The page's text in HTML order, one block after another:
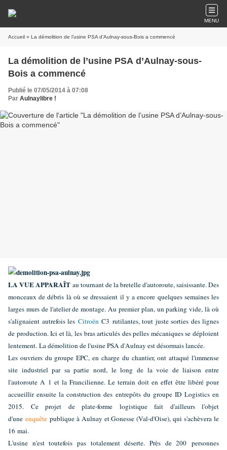
MENU
Accueil » La démolition de l’usine PSA d’Aulnay-sous-Bois a commencé
La démolition de l’usine PSA d’Aulnay-sous-
Bois a commencé
Publié le 07/05/2014 à 07:08
Par Aulnaylibre !
LA VUE APPARAÎT au tournant de la bretelle d'autoroute, saisissante. Des
monceaux de débris là où se dressaient il y a encore quelques semaines les
larges murs de l'atelier de montage. Au premier plan, un parking vide, là où
s'alignaient autrefois les Citroën C3 rutilantes, tout juste sorties des lignes
de production. Ici et là, les bras articulés des pelles mécaniques se déploient
lentement. La démolition de l'usine PSA d'Aulnay est désormais lancée.
Les ouvriers du groupe EPC, en charge du chantier, ont attaqué l'immense
site industriel par sa partie nord, le long de la voie de liaison entre
l'autoroute A 1 et la Francilienne. Le terrain doit en effet être libéré pour
accueillir ensuite la construction des entrepôts du groupe ID Logistics en
2015. Ce projet de plate-forme logistique fait d'ailleurs l'objet
d'une enquête publique à Aulnay et Gonesse (Val-d'Oise), qui s'achèvera le
16 mai.
L'usine n'est toutefois pas totalement déserte. Près de 200 personnes